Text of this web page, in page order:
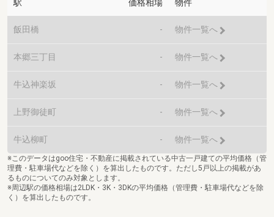
駅 価格相場 物件
飯田橋 - 物件一覧へ
本郷三丁目 - 物件一覧へ
牛込神楽坂 - 物件一覧へ
上野御徒町 - 物件一覧へ
牛込柳町 - 物件一覧へ
※このデータはgoo住宅・不動産に掲載されている中古一戸建ての平均価格（管
理費・駐車場代などを除く）を算出したものです。ただし5戸以上の掲載があ
るものについてのみ対象とします。
※周辺駅の価格相場は2LDK・3K・3DKの平均価格（管理費・駐車場代などを除
く）を算出したものです。